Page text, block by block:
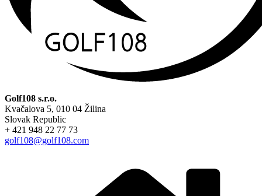
Golf108 s.r.o.
Kvačalova 5, 010 04 Žilina
Slovak Republic
+ 421 948 22 77 73
golf108@golf108.com